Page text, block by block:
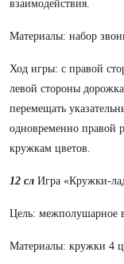
взаимодействия.
Материалы: набор
Ход игры: с правой
левой стороны
перемещать
одновременно правой
кружкам цветов.
12 сл Игра «Кружки-
Цель: межполушарное
Материалы: кружки 4